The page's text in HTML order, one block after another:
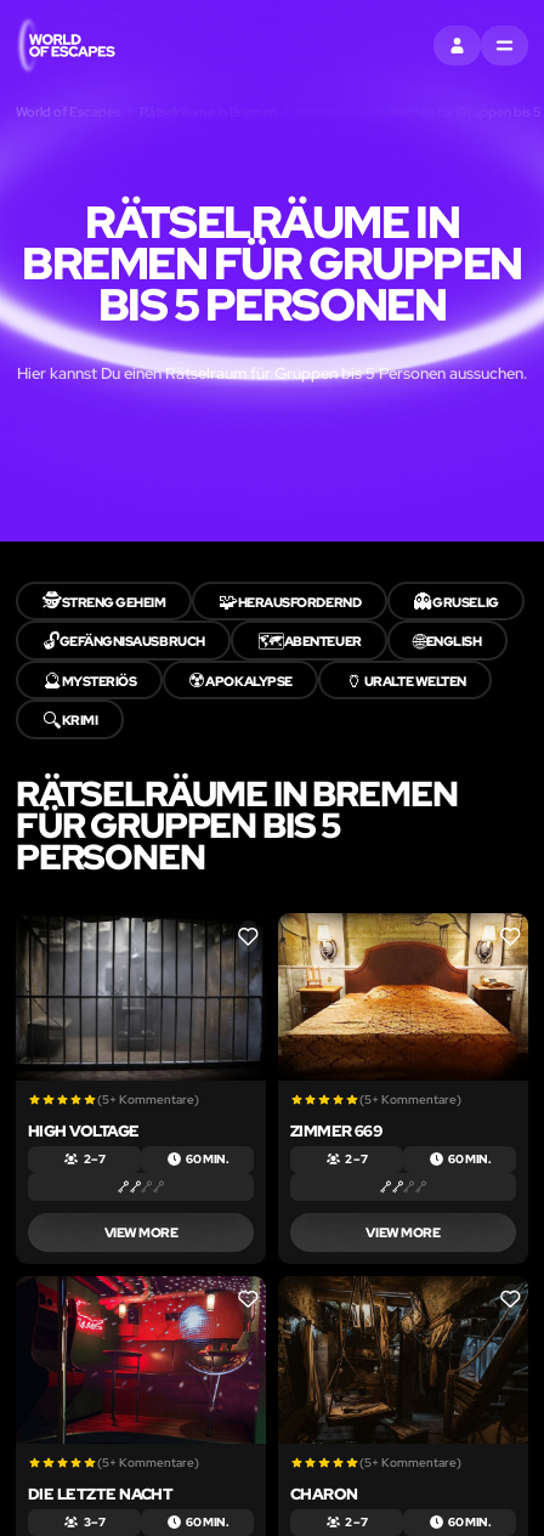
EINTRAGEN
MENU
World of Escapes Rätselräume in Bremen für Gruppen bis
RÄTSELRÄUME IN
BREMEN FÜR GRUPPEN
BIS 5 PERSONEN
Hier kannst Du einen Rätselraum für Gruppen bis 5 Personen aussuchen.
🕵️STRENG GEHEIM 🧩HERAUSFORDERND 👻GRUSELIG
🔓GEFÄNGNISAUSBRUCH 🗺️ABENTEUER 🌐ENGLISH
🔮MYSTERIÖS ☢️APOKALYPSE 🏺 URALTE WELTEN
🔍KRIMI
RÄTSELRÄUME IN BREMEN
FÜR GRUPPEN BIS 5
PERSONEN
LIKE
(5+ Kommentare)
HIGH VOLTAGE
2 – 7 60 MIN.
VIEW MORE
LIKE
(5+ Kommentare)
ZIMMER 669
2 – 7 60 MIN.
VIEW MORE
LIKE
(5+ Kommentare)
DIE LETZTE NACHT
3 – 7 60 MIN.
LIKE
(5+ Kommentare)
CHARON
2 – 7 60 MIN.